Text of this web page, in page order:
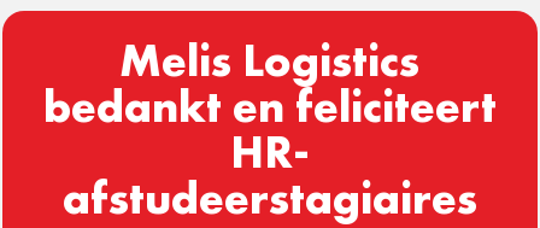
Melis Logistics
bedankt en feliciteert
HR-
afstudeerstagiaires